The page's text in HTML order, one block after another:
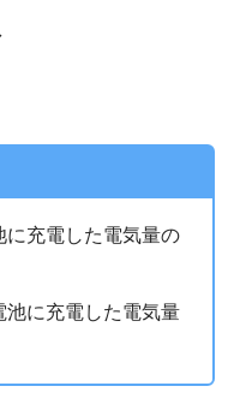
に充電した電気量の
池に充電した電気量